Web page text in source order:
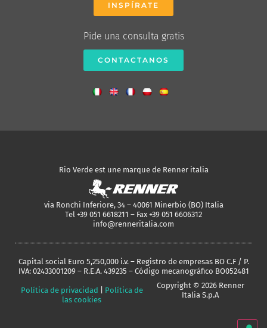
INSPÍRATE
Pide una consulta gratis
CONTACTANOS
Rio Verde est une marque de Renner italia
via Ronchi Inferiore, 34 – 40061 Minerbio (BO) Italia
Tel +39 051 6618211 – Fax +39 051 6606312
info@renneritalia.com
Capital social Euro 5,250,000 i.v. – Registro de empresas BO C.F / P.
IVA: 02433001209 – R.E.A. 439235 – Código mecanográfico BO052481
Política de privacidad
Política de
las cookies
Copyright © 2026 Renner
Italia S.p.A